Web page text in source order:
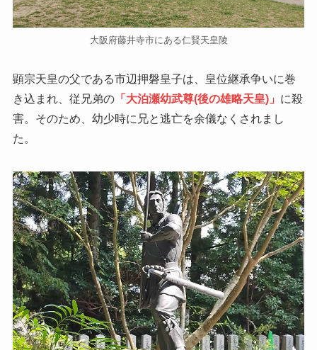
大阪府藤井寺市にある仁賢天皇陵
顕宗天皇の父である市辺押磐皇子は、皇位継承争いに巻
き込まれ、従兄弟の「大泊瀬幼武尊(後の雄略天皇)」 に殺
害。そのため、幼少時に兄と逃亡を余儀なくされまし
た。